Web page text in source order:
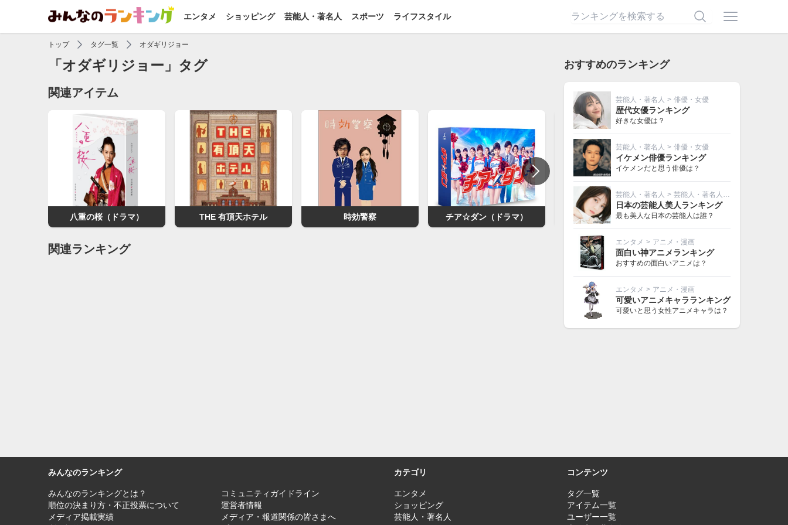
エンタメ ショッピング 芸能人・著名人 スポーツ ライフスタイル
トップ タグ一覧 オダギリジョー
「オダギリジョー」タグ
関連アイテム
八重の桜（ドラマ） THE 有頂天ホテル 時効警察 チア☆ダン（ドラマ） 刑事ゆがみ（ドラマ）
関連ランキング
おすすめのランキング
芸能人・著名人 > 俳優・女優
歴代女優ランキング
好きな女優は？
芸能人・著名人 > 俳優・女優
イケメン俳優ランキング
イケメンだと思う俳優は？
芸能人・著名人 > 芸能人・著名人その他
日本の芸能人美人ランキング
最も美人な日本の芸能人は誰？
エンタメ > アニメ・漫画
面白い神アニメランキング
おすすめの面白いアニメは？
エンタメ > アニメ・漫画
可愛いアニメキャラランキング
可愛いと思う女性アニメキャラは？
みんなのランキング
みんなのランキングとは？
コミュニティガイドライン
順位の決まり方・不正投票について
運営者情報
メディア掲載実績
メディア・報道関係の皆さまへ
カテゴリ
エンタメ
ショッピング
芸能人・著名人
コンテンツ
タグ一覧
アイテム一覧
ユーザー一覧